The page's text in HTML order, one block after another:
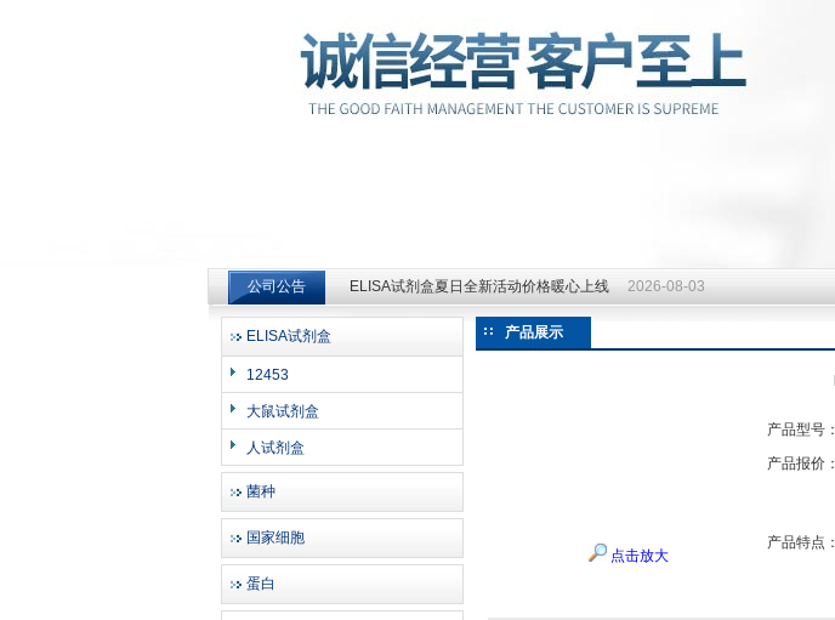
上海邦景实业有限公司
公司公告 ELISA试剂盒夏日全新活动价格暖心上线 2026-08-03
ELISA试剂盒夏日全新活动价格暖心上线
ELISA试剂盒
12453
大鼠试剂盒
人试剂盒
菌种
国家细胞
蛋白
产品展示
点击放大
产品型号：
产品报价：
产品特点：